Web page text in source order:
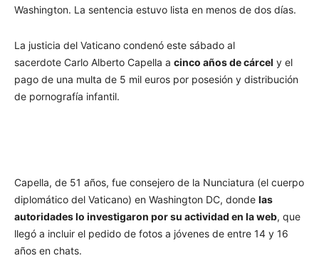
Washington. La sentencia estuvo lista en menos de dos días.
La justicia del Vaticano condenó este sábado al
sacerdote Carlo Alberto Capella a cinco años de cárcel y el
pago de una multa de 5 mil euros por posesión y distribución
de pornografía infantil.
Capella, de 51 años, fue consejero de la Nunciatura (el cuerpo
diplomático del Vaticano) en Washington DC, donde las
autoridades lo investigaron por su actividad en la web, que
llegó a incluir el pedido de fotos a jóvenes de entre 14 y 16
años en chats.